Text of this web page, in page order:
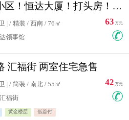
华电小区！恒达大厦！打头房！精装修！可低首付！随时看房！
| / 精装 / 西南 / 76㎡
领事馆
63 万元
汇福街 两室住宅急售
| / 简装 / 南北 / 55㎡
福街
黄金楼层 低首付
42 万元